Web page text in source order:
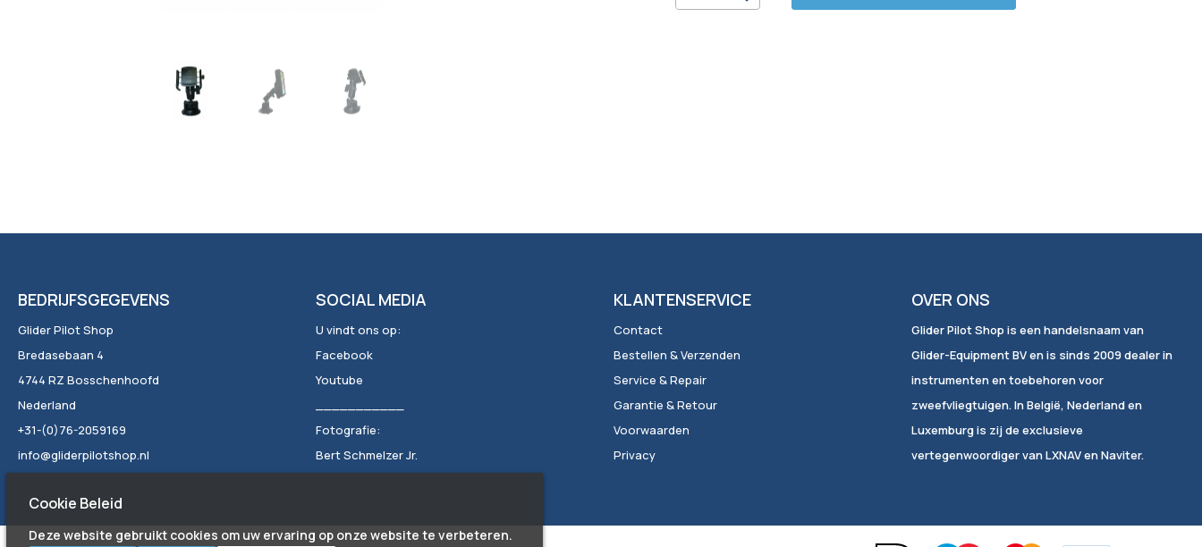
BEDRIJFSGEGEVENS
Glider Pilot Shop
Bredasebaan 4
4744 RZ Bosschenhoofd
Nederland
+31-(0)76-2059169
info@gliderpilotshop.nl
SOCIAL MEDIA
U vindt ons op:
Facebook
Youtube
Fotografie:
Bert Schmelzer Jr.
KLANTENSERVICE
Contact
Bestellen & Verzenden
Service & Repair
Garantie & Retour
Voorwaarden
Privacy
OVER ONS
Glider Pilot Shop is een handelsnaam van
Glider-Equipment BV en is sinds 2009 dealer in
instrumenten en toebehoren voor
zweefvliegtuigen. In België, Nederland en
Luxemburg is zij de exclusieve
vertegenwoordiger van LXNAV en Naviter.
Cookie Beleid
Deze website gebruikt cookies om uw ervaring op onze website te verbeteren.